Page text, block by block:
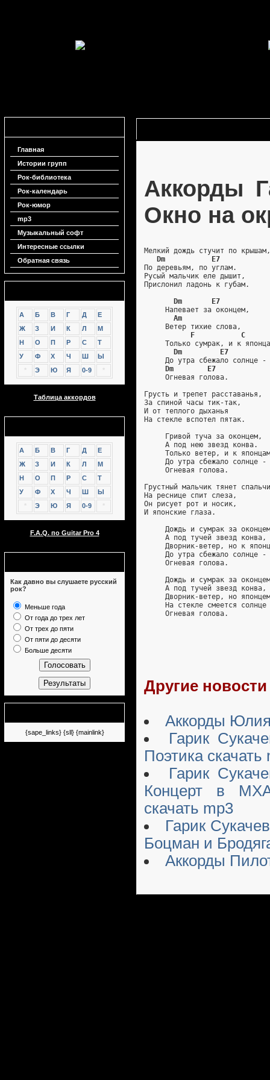
Главная
Истории групп
Рок-библиотека
Рок-календарь
Рок-юмор
mp3
Музыкальный софт
Интересные ссылки
Обратная связь
А Б В Г Д
Е
Ж
З И К Л
М
Н
О П Р С
Т
У
Ф Х Ч Ш
Ы
Э Ю Я 0-9
Таблица аккордов
А Б В Г Д
Е
Ж
З И К Л
М
Н
О П Р С
Т
У
Ф Х Ч Ш
Ы
Э Ю Я 0-9
F.A.Q. по Guitar Pro 4
Как давно вы слушаете русский
рок?
Меньше года
От года до трех лет
От трех до пяти
От пяти до десяти
Больше десяти
{sape_links} {sll} {mainlink}
Аккорды
Окно на
Мелкий дождь стучит по крышам,
Dm           E7
По деревьям, по углам.
Русый мальчик еле дышит,
Прислонил ладонь к губам.
Dm       E7
     Напевает за оконцем,
Am
     Ветер тихие слова,
F           C
Только сумрак, и к
Dm         E7
     До утра сбежало солнце -
Dm        E7
     Огневая голова.
Грусть и трепет расставанья,
За спиной часы тик-так,
И от теплого дыханья
На стекле вспотел пятак.
     Гривой туча за оконцем,
     А под нею звезд конва.
     Только ветер, и к японцам
     До утра сбежало солнце -
     Огневая голова.
Грустный мальчик тянет
На реснице спит слеза,
Он рисует рот и носик,
И японские глаза.
Дождь и сумрак за
     А под тучей звезд конва,
Дворник-ветер, но к
     До утра сбежало солнце -
     Огневая голова.
Дождь и сумрак за
     А под тучей звезд конва,
     Дворник-ветер, но японцем
На стекле смеется солнце
     Огневая голова.
Другие
Аккорды
Гарик
Поэтика скачать
Гарик
Концерт в
скачать mp3
Гарик
Боцман и
Аккорды